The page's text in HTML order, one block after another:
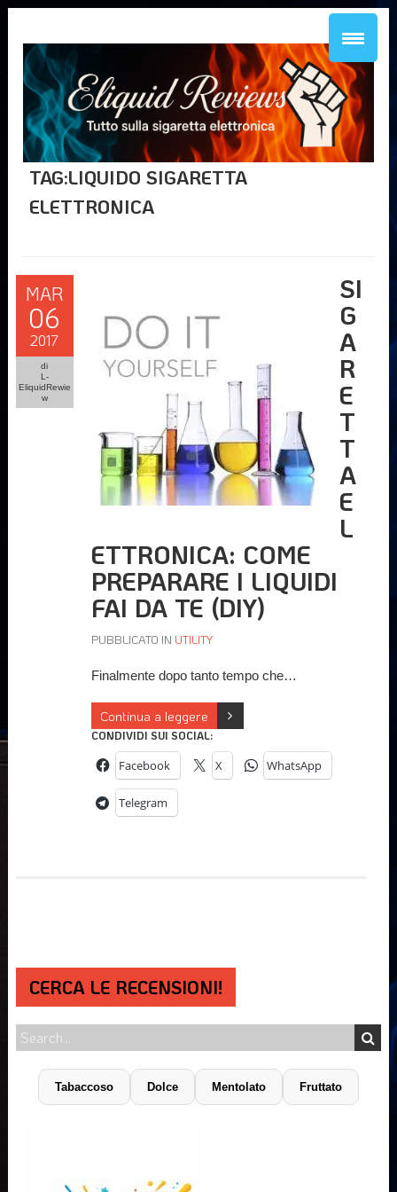
TAG:LIQUIDO SIGARETTA
ELETTRONICA
MAR
06
2017
di
L-
EliquidRewie
w
SI
G
A
R
E
T
T
A
E
L
ETTRONICA: COME
PREPARARE I LIQUIDI
FAI DA TE (DIY)
PUBBLICATO IN UTILITY
Finalmente dopo tanto tempo che…
Continua a leggere
CONDIVIDI SUI SOCIAL:
Facebook X WhatsApp
Telegram
CERCA LE RECENSIONI!
Tabaccoso Dolce Mentolato Fruttato